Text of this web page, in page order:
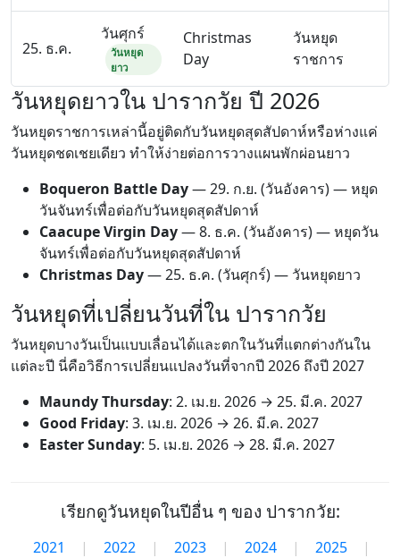
25. ธ.ค.
วันศุกร์
วันหยุด
ยาว
Christmas
Day
วันหยุด
ราชการ
วันหยุดยาวใน ปารากวัย ปี 2026
วันหยุดราชการเหล่านี้อยู่ติดกับวันหยุดสุดสัปดาห์หรือห่างแค่
วันหยุดชดเชยเดียว ทำให้ง่ายต่อการวางแผนพักผ่อนยาว
Boqueron Battle Day—29. ก.ย. (วันอังคาร) — หยุด
วันจันทร์เพื่อต่อกับวันหยุดสุดสัปดาห์
Caacupe Virgin Day—8. ธ.ค. (วันอังคาร) — หยุดวัน
จันทร์เพื่อต่อกับวันหยุดสุดสัปดาห์
Christmas Day—25. ธ.ค. (วันศุกร์) — วันหยุดยาว
วันหยุดที่เปลี่ยนวันที่ใน ปารากวัย
วันหยุดบางวันเป็นแบบเลื่อนได้และตกในวันที่แตกต่างกันใน
แต่ละปี นี่คือวิธีการเปลี่ยนแปลงวันที่จากปี 2026 ถึงปี 2027
Maundy Thursday: 2. เม.ย. 2026 → 25. มี.ค. 2027
Good Friday: 3. เม.ย. 2026 → 26. มี.ค. 2027
Easter Sunday: 5. เม.ย. 2026 → 28. มี.ค. 2027
เรียกดูวันหยุดในปีอื่น ๆ ของ ปารากวัย:
2021 | 2022 | 2023 | 2024 | 2025
|